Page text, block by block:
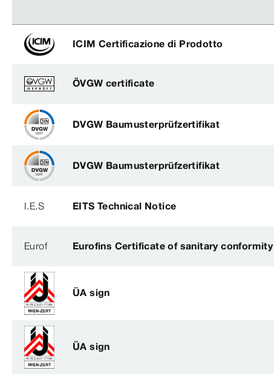
ICIM Certificazione di Prodotto
ÖVGW certificate
DVGW Baumusterprüfzertifikat
DVGW Baumusterprüfzertifikat
I.E.S EITS Technical Notice
Eurof Eurofins Certificate of sanitary conformity
ÜA sign
ÜA sign